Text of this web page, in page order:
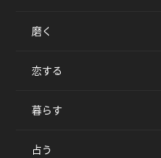
磨く
恋する
暮らす
占う